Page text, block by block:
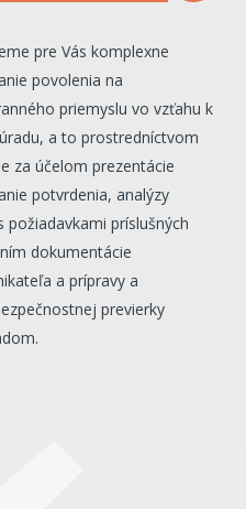
pre Vás komplexne
povolenia na
priemyslu vo vzťahu k
a to prostredníctvom
za účelom prezentácie
potvrdenia, analýzy
požiadavkami príslušných
dokumentácie
a prípravy a
previerky